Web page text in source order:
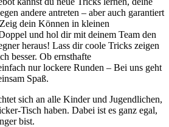
andere antreten – aber auch garantiert
dein Können in kleinen
und hol dir mit deinem Team den
heraus! Lass dir coole Tricks zeigen
besser. Ob ernsthafte
nur lockere Runden – Bei uns geht
Spaß.
sich an alle Kinder und Jugendlichen,
Tisch haben. Dabei ist es ganz egal,
bist.